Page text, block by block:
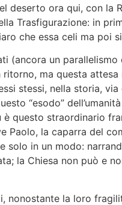
ora qui, con la
Trasfigurazione: in
che essa celi ma poi
(ancora un
ma questa
stessi, nella storia,
“esodo”
questo straordinario
la caparra del
in un modo:
la Chiesa non può e
nonostante la loro